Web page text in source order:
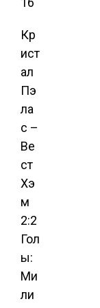
Кр
ист
ал
Пэ
ла
с –
Ве
ст
Хэ
м
2:2
Гол
ы:
Ми
ли